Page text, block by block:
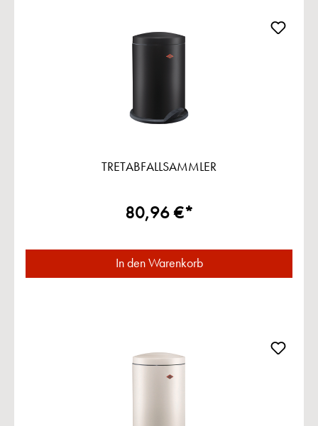
TRETABFALLSAMMLER
80,96 €*
In den Warenkorb